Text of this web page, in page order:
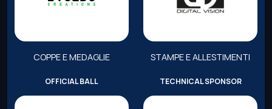
COPPE E MEDAGLIE STAMPE E ALLESTIMENTI
OFFICIAL BALL TECHNICAL SPONSOR